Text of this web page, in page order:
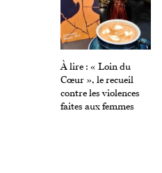
À lire : « Loin du
Cœur », le recueil
contre les violences
faites aux femmes